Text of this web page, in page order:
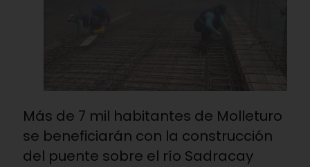
Más de 7 mil habitantes de Molleturo
se beneficiarán con la construcción
del puente sobre el río Sadracay